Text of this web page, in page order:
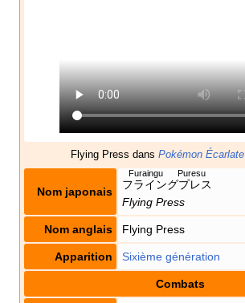
Flying Press dans Pokémon Écarlate
Nom japonais
フライングプレス
Furaingu Puresu
Flying Press
Nom anglais Flying Press
Apparition Sixième génération
Combats